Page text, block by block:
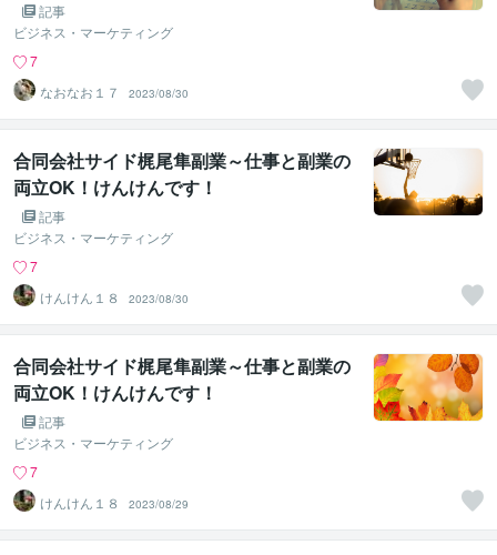
記事
ビジネス・マーケティング
7
なおなお１７
2023/08/30
合同会社サイド梶尾隼副業～仕事と副業の
両立OK！けんけんです！
記事
ビジネス・マーケティング
7
けんけん１８
2023/08/30
合同会社サイド梶尾隼副業～仕事と副業の
両立OK！けんけんです！
記事
ビジネス・マーケティング
7
けんけん１８
2023/08/29